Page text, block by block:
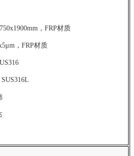
，FRP材质
，FRP材质